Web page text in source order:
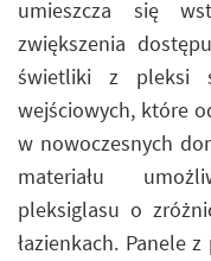
umieszcza się
zwiększenia
świetliki z pleksi
wejściowych, które
w nowoczesnych
materiału
pleksiglasu o
łazienkach. Panele